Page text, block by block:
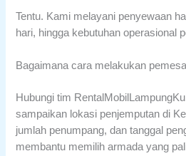
Tentu. Kami melayani penyewaan
hari, hingga kebutuhan operasional
Bagaimana cara melakukan
Hubungi tim
sampaikan lokasi penjemputan di
jumlah penumpang, dan tanggal
membantu memilih armada yang